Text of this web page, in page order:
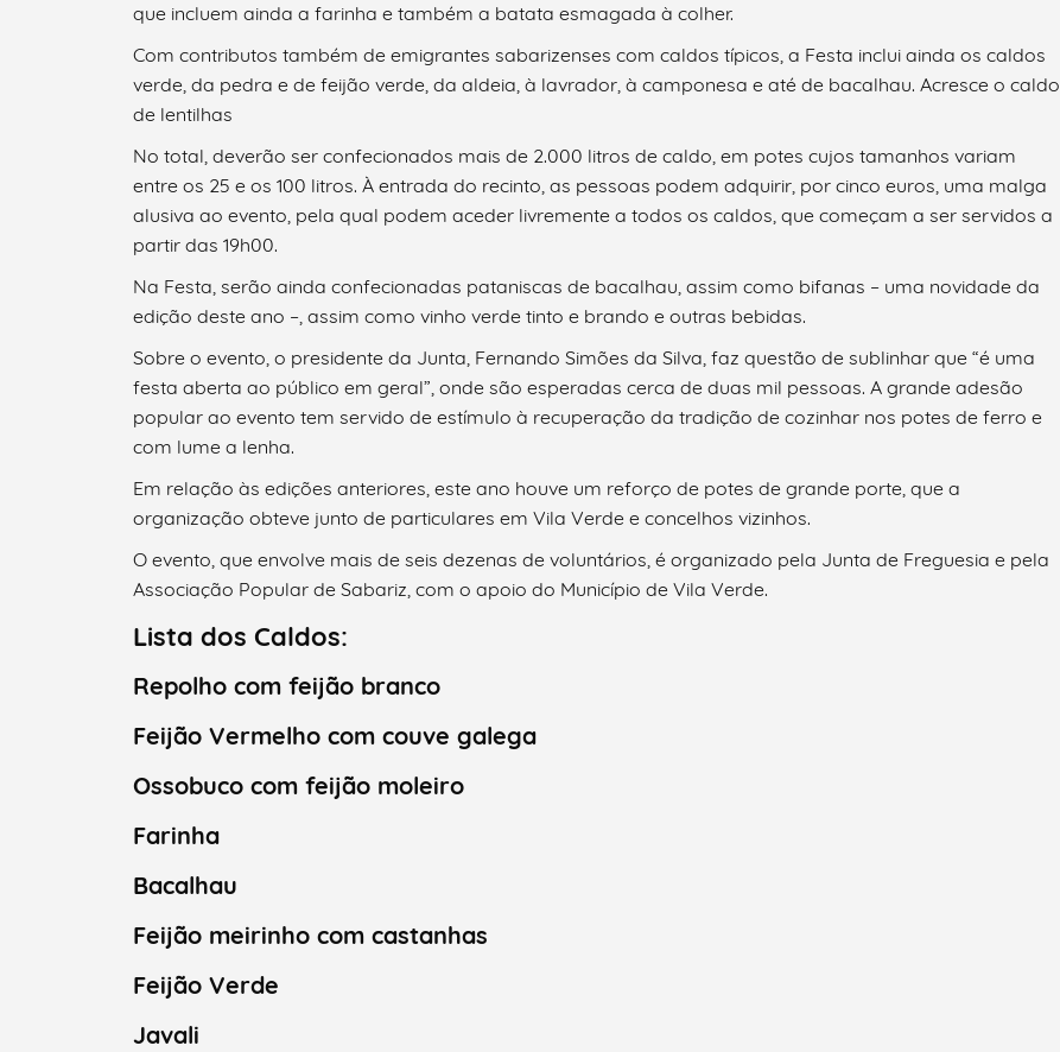
Termo de Pesquisa
Categorias gerais
que incluem ainda a farinha e também a batata esmagada à colher.
Com contributos também de emigrantes sabarizenses com caldos típicos, a Festa inclui ainda os caldos
verde, da pedra e de feijão verde, da aldeia, à lavrador, à camponesa e até de bacalhau. Acresce o caldo
de lentilhas
No total, deverão ser confecionados mais de 2.000 litros de caldo, em potes cujos tamanhos variam
entre os 25 e os 100 litros. À entrada do recinto, as pessoas podem adquirir, por cinco euros, uma malga
alusiva ao evento, pela qual podem aceder livremente a todos os caldos, que começam a ser servidos a
partir das 19h00.
Na Festa, serão ainda confecionadas pataniscas de bacalhau, assim como bifanas – uma novidade da
edição deste ano –, assim como vinho verde tinto e brando e outras bebidas.
Sobre o evento, o presidente da Junta, Fernando Simões da Silva, faz questão de sublinhar que “é uma
festa aberta ao público em geral”, onde são esperadas cerca de duas mil pessoas. A grande adesão
popular ao evento tem servido de estímulo à recuperação da tradição de cozinhar nos potes de ferro e
com lume a lenha.
Em relação às edições anteriores, este ano houve um reforço de potes de grande porte, que a
organização obteve junto de particulares em Vila Verde e concelhos vizinhos.
O evento, que envolve mais de seis dezenas de voluntários, é organizado pela Junta de Freguesia e pela
Associação Popular de Sabariz, com o apoio do Município de Vila Verde.
Lista dos Caldos:
Repolho com feijão branco
Feijão Vermelho com couve galega
Ossobuco com feijão moleiro
Farinha
Bacalhau
Feijão meirinho com castanhas
Feijão Verde
Javali